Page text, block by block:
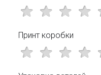
Принт коробки